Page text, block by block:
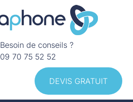
Besoin de conseils ?
09 70 75 52 52
DEVIS GRATUIT